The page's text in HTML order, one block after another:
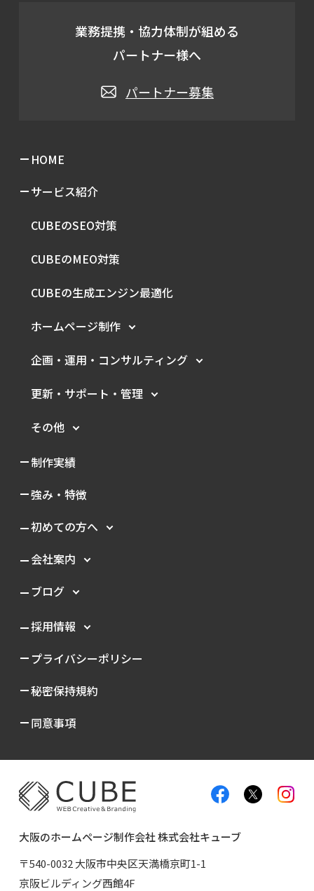
業務提携・協力体制が組める
パートナー様へ
パートナー募集
HOME
サービス紹介
CUBEのSEO対策
CUBEのMEO対策
CUBEの生成エンジン最適化
ホームページ制作
企画・運用・ コンサルティング
更新・サポート・管理
その他
制作実績
強み・特徴
初めての方へ
会社案内
ブログ
採用情報
プライバシーポリシー
秘密保持規約
同意事項
大阪のホームページ制作会社 株式会社キューブ
〒540-0032 大阪市中央区天満橋京町1-1
京阪ビルディング西館4F